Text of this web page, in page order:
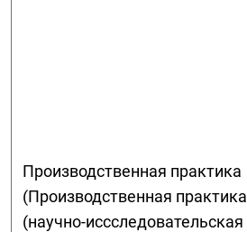
Производственная практика
(Производственная практика
(научно-иссследовательская